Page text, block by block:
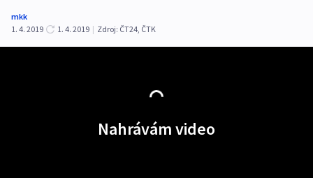
mkk
1. 4. 2019
1. 4. 2019 | Zdroj: ČT24, ČTK
Nahrávám video